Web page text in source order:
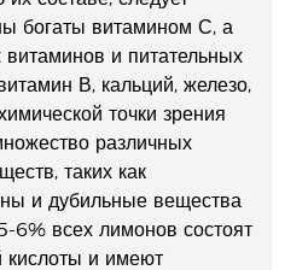
богаты витамином С, а
витаминов и питательных
В, кальций, железо,
точки зрения
различных
таких как
и дубильные вещества
6% всех лимонов состоят
кислоты и имеют